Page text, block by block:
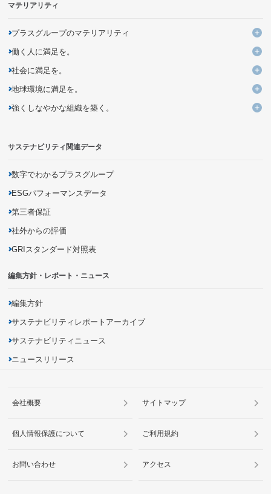
マテリアリティ
プラスグループのマテリアリティ
プ
KPIと進捗
働く人に満足を。
働
よりよい働き方・いごこちのよい環境づくりの追求・提案
多様性を活かす組織への変革
未来につながる人材の育成
社会に満足を。
社
ユニークなデザイン・発想による価値ある商品とサービスの創出
バリューチェーンの変革による新しいビジネスモデルの創造
商品の品質向上・安全性確保
商品に関する情報開示
地域社会とのパートナーシップの促進
地球環境に満足を。
地
企業活動を通じた気候変動問題への取り組み
有害化学物質の把握・削減
生物多様性の保全
強くしなやかな組織を築く。
強
災害に強いインフラの構築
サステナビリティ関連データ
数字でわかるプラスグループ
ESGパフォーマンスデータ
第三者保証
社外からの評価
GRIスタンダード対照表
編集方針・レポート・ニュース
編集方針
サステナビリティレポートアーカイブ
サステナビリティニュース
ニュースリリース
会社概要 サイトマップ
個人情報保護について ご利用規約
お問い合わせ アクセス